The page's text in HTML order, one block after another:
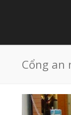
Cổng an